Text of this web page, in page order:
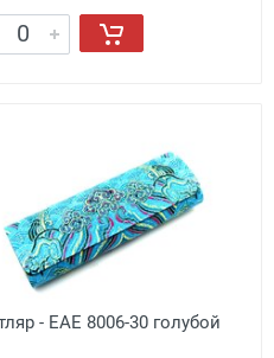
- EAE 8006-30 голубой